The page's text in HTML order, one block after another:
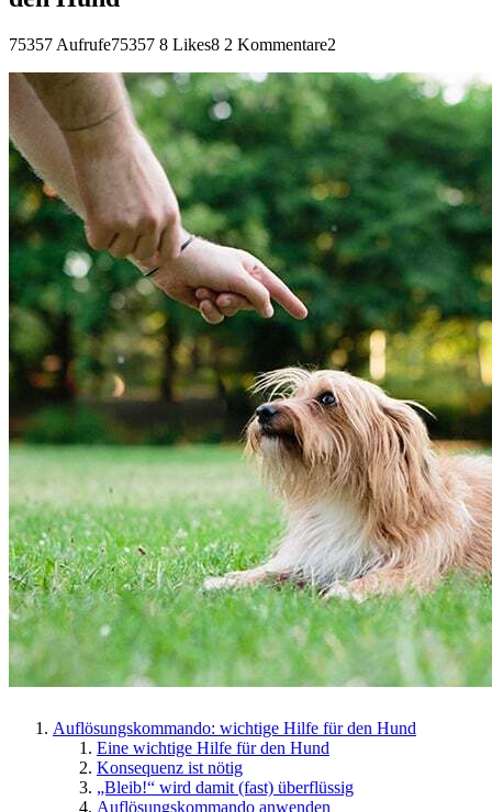
75357 Aufrufe75357 8 Likes8 2 Kommentare2
Auflösungskommando: wichtige Hilfe für den Hund
Eine wichtige Hilfe für den Hund
Konsequenz ist nötig
„Bleib!“ wird damit (fast) überflüssig
Auflösungskommando anwenden